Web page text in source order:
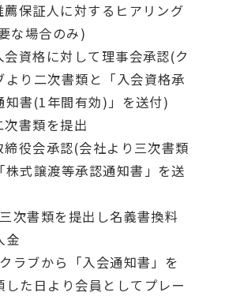
薦保証人に対するヒアリング
な場合のみ)
会資格に対して理事会承認(ク
より二次書類と「入会資格承
知書(1年間有効)」を送付)
次書類を提出
締役会承認(会社より三次書類
株式譲渡等承認通知書」を送
次書類を提出し名義書換料
金
ラブから「入会通知書」を
した日より会員としてプレー